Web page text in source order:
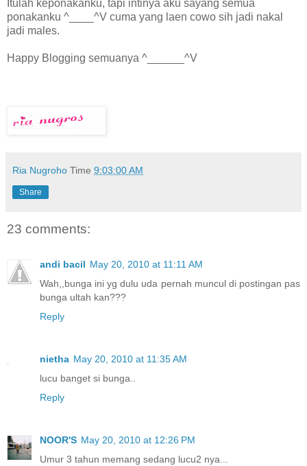
Itulah keponakanku, tapi intinya aku sayang semua
ponakanku ^____^V cuma yang laen cowo sih jadi nakal
jadi males.
Happy Blogging semuanya ^______^V
Ria Nugroho Time 9:03:00 AM
Share
23 comments:
andi bacil May 20, 2010 at 11:11 AM
Wah,,bunga ini yg dulu uda pernah muncul di postingan pas
bunga ultah kan???
Reply
nietha May 20, 2010 at 11:35 AM
lucu banget si bunga..
Reply
NOOR'S May 20, 2010 at 12:26 PM
Umur 3 tahun memang sedang lucu2 nya...